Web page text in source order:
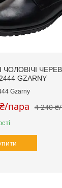
ЧОЛОВІЧІ
GZARNY
Gzarny
4 240
пара